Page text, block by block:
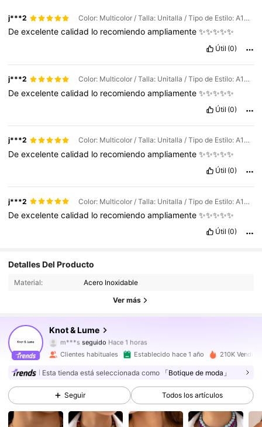
j***2 Color: Multicolor / Talla: Unitalla / Tipo de Estilo: A15004-10
Deexcelentecalidad lo recomiendoampliamente✨✨✨✨✨
Útil (0)
j***2 Color: Multicolor / Talla: Unitalla / Tipo de Estilo: A15004-4
Deexcelentecalidad lo recomiendoampliamente✨✨✨✨✨
Útil (0)
j***2 Color: Multicolor / Talla: Unitalla / Tipo de Estilo: A15004-7
Deexcelentecalidad lo recomiendoampliamente✨✨✨✨✨
Útil (0)
j***2 Color: Multicolor / Talla: Unitalla / Tipo de Estilo: A15004-2
Deexcelentecalidad lo recomiendoampliamente✨✨✨✨✨
Útil (0)
Detalles Del Producto
Material: Acero Inoxidable
Ver más
Knot & Lume
4.88 34K Seguidores
m***s seguido Hace 1 horas
4.88
34K Seguidores
4.88 34K Seguidores
Clientes habituales Establecido hace 1 año 210K
Esta tienda está seleccionada como 「Botique de moda」
Seguir Todos los artículos